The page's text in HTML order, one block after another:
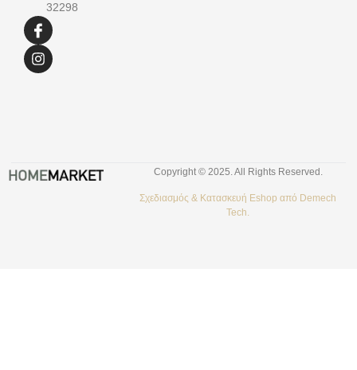
32298
Copyright © 2025. All Rights Reserved.
Σχεδιασμός & Κατασκευή Eshop από Demech
Tech.